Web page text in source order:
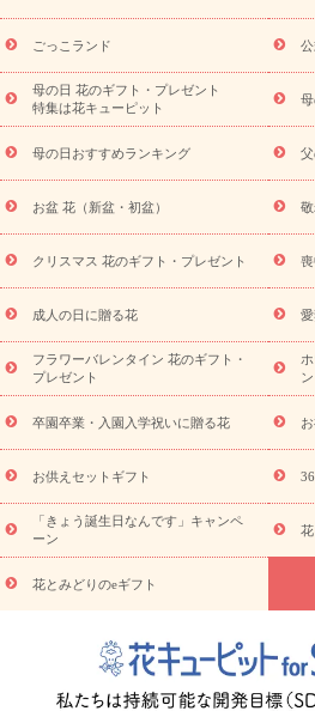
ら探す
お祝いの花特集 当日配達
念日
結婚祝い 出産祝い 退院祝
寿祝い
プチギフト ペットのお祝
供え・お悔やみ商品一覧
お供え・
お供え プリザーブドフラワー
ペッ
盆・初盆）
その他 お祝い返し
ビジネス用
ご自宅用 観葉植物
ドフラワー
スタイルから探す ア
ンド花
お祝い お供え・お悔やみ
ディ胡蝶蘭・お祝い
ミディ胡蝶蘭・
観葉植物
観葉植物 産直多肉植物
お祝い
お供え・お悔やみ 花とセ
プチギフト（hanamore -ハナモア-）
キューピットのeGfit
カラー ピンク
ド
お花の種類 トル
お祝い お祝い・3000円～ お祝
5000円～
お祝い・7000円～ お祝
悔やみ
円～
お供え・お悔やみ・
読み物
いのマナー
定年退職祝いのマナー
花キューピットのお祝いコラ
彩心理学」で選ぶ方法
結婚祝いの予
ごっこランド
母の日 花のギフト・プレゼント
特集は花キューピット
母の日おすすめランキング
お盆 花（新盆・初盆）
クリスマス 花のギフト・プレゼント
成人の日に贈る花
フラワーバレンタイン 花のギフト・
プレゼント
ン
卒園卒業・入園入学祝いに贈る花
お供えセットギフト
「きょう誕生日なんです」キャンペ
ーン
花とみどりのeギフト